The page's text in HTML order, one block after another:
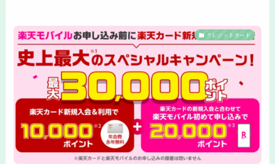
クレジットカード